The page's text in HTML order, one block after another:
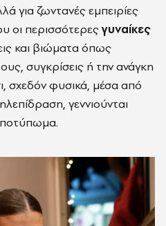
για ζωντανές εμπειρίες
οι περισσότερεςγυναίκες
και βιώματα όπως
συγκρίσεις ή την ανάγκη
σχεδόν φυσικά, μέσα από
γεννιούνται